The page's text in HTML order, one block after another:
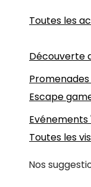
Toutes les
Découverte
Escape
Evénements
Toutes les
Nos